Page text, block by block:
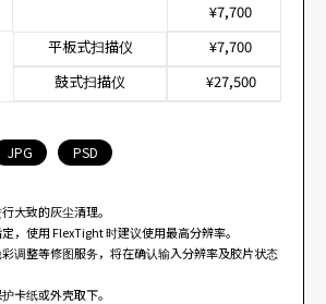
¥7,700
平板式扫描仪
¥7,700
鼓式扫描仪
¥27,500
JPG PSD
大致的灰尘清理。
，使用 FlexTight 时建议使用最高分辨率。
调整等修图服务，将在确认输入分辨率及胶片状态
卡纸或外壳取下。